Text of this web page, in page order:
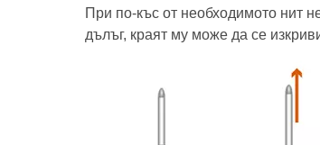
При по-къс от необходимото нит
дълъг, краят му може да се